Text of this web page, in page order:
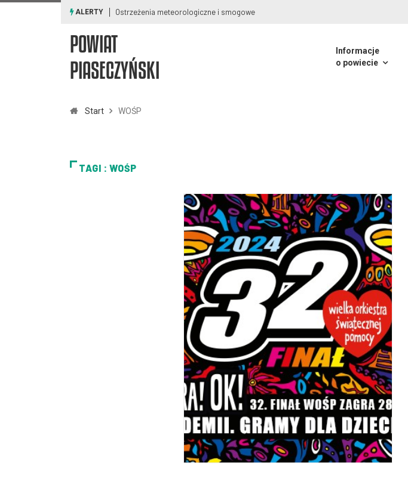
ALERTY Ostrzeżenia meteorologiczne i smogowe
POWIAT
PIASECZYŃSKI
Informacje
o powiecie
Start WOŚP
TAGI : WOŚP